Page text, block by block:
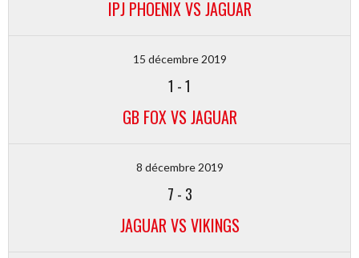
IPJ PHOENIX VS JAGUAR
15 décembre 2019
1 -1
GB FOX VS JAGUAR
8 décembre 2019
7 - 3
JAGUAR VS VIKINGS